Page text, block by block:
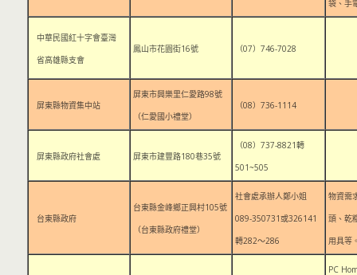
袋、手
中華民國紅十字會臺灣
省高雄縣支會
鳳山市花園街16號 （07）746-7028
屏東縣物資集中站
屏東市興樂里仁愛路98號
（仁愛國小禮堂）
（08）736-1114
屏東縣政府社會處 屏東市建豐路180巷35號
（08）737-8821轉
501~505
台東縣政府
台東縣金峰鄉正興村105號
（台東縣政府禮堂）
社會處承辦人鄭小姐
089-350731或326141
轉282～286
物資需
頭、乾
用具等
PC